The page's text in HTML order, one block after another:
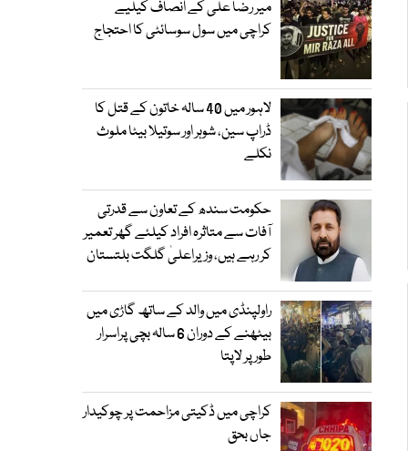
میر رضا علی کے انصاف کیلیے
کراچی میں سول سوسائٹی کا احتجاج
لاہور میں 40 سالہ خاتون کے قتل کا
ڈراپ سین، شوہر اور سوتیلا بیٹا ملوث
نکلے
حکومت سندھ کے تعاون سے قدرتی
آفات سے متاثرہ افراد کیلئے گھر تعمیر
کر رہے ہیں، وزیراعلیٰ گلگت بلتستان
راولپنڈی میں والد کے ساتھ گاڑی میں
بیٹھنے کے دوران 6 سالہ بچی پراسرار
طور پر لاپتا
کراچی میں ڈکیتی مزاحمت پر چوکیدار
جاں بحق